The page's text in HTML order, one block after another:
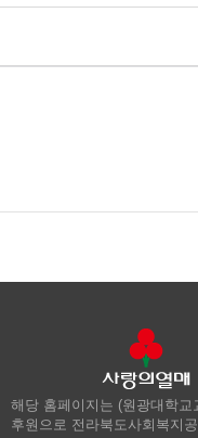
해당 홈페이지는 (원광대학교
후원으로 전라북도사회복지